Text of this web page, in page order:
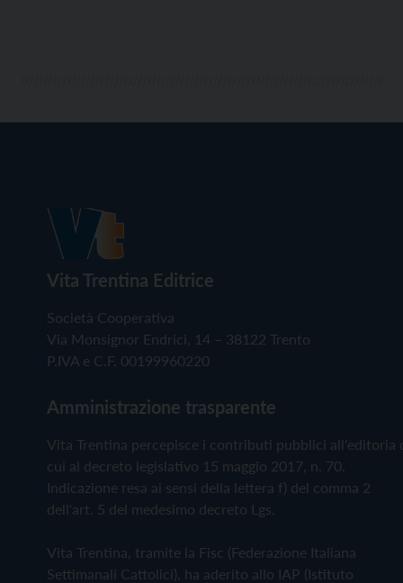
Vita Trentina Editrice
Società Cooperativa
Via Monsignor Endrici, 14 – 38122 Trento
P.IVA e C.F. 00199960220
Amministrazione trasparente
Vita Trentina percepisce i contributi pubblici all'editoria
cui al decreto legislativo 15 maggio 2017, n. 70.
Indicazione resa ai sensi della lettera f) del comma 2
dell'art. 5 del medesimo decreto Lgs.
Vita Trentina, tramite la Fisc (Federazione Italiana
Settimanali Cattolici), ha aderito allo IAP (Istituto